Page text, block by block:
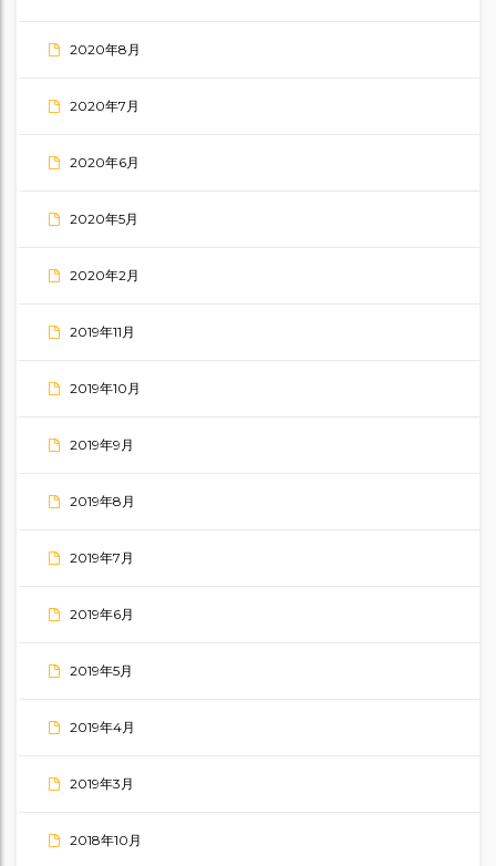
2020年8月
2020年7月
2020年6月
2020年5月
2020年2月
2019年11月
2019年10月
2019年9月
2019年8月
2019年7月
2019年6月
2019年5月
2019年4月
2019年3月
2018年10月